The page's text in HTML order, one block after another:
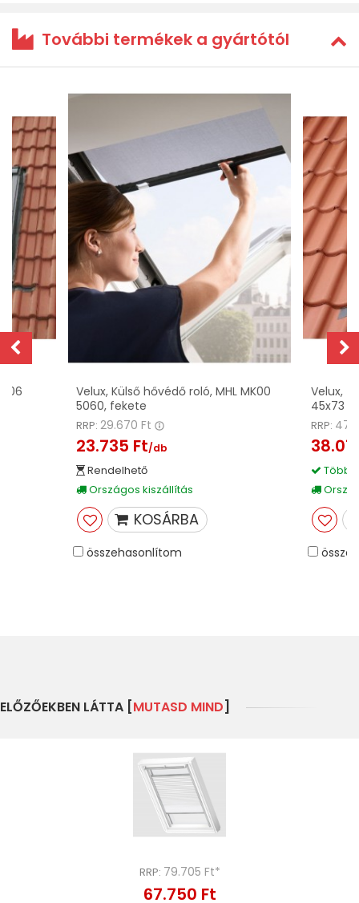
További termékek a gyártótól
Velux, Külső hővédő roló, MHL MK00
5060, fekete
RRP: 29.670 Ft
23.735 Ft/db
Rendelhető
Országos kiszállítás
KOSÁRBA
összehasonlítom
Velux,
45x73
RRP:
Több
ELŐZŐEKBEN LÁTTA [MUTASD MIND]
RRP: 79.705 Ft*
67.750 Ft